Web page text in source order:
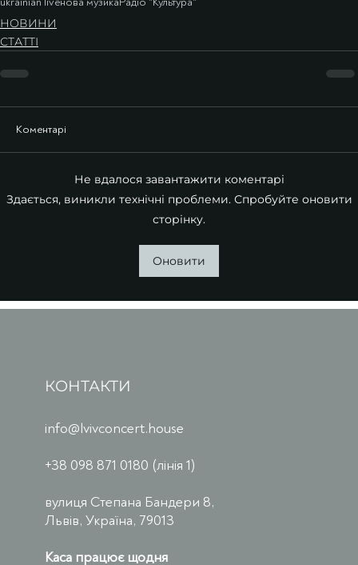
НОВИНИ
СТАТТІ
Коментарі
Не вдалося завантажити коментарі
Здається, виникли технічні проблеми. Спробуйте оновити
сторінку.
Оновити
КОНТАКТИ
info@lvivconcert.house
+38 098 871 0180 (лінія 1)
вулиця Степана Бандери 8,
Львів, Україна, 79013
Каса працює щодня